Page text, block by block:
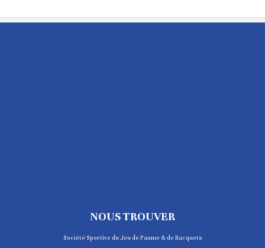
NOUS TROUVER
Société Sportive du Jeu de Paume & de Racquets